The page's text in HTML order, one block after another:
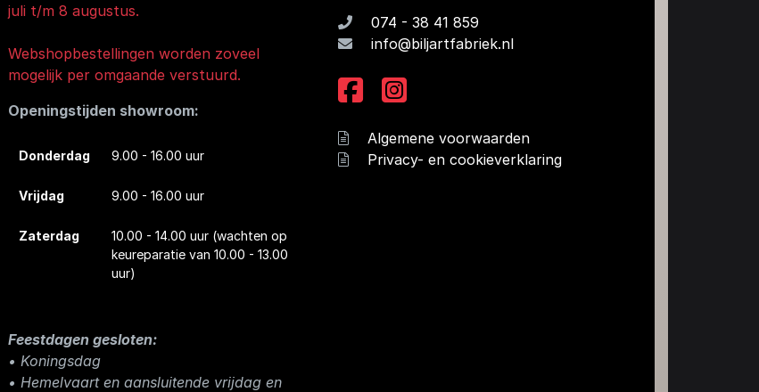
juli t/m 8 augustus.
Webshopbestellingen worden zoveel
mogelijk per omgaande verstuurd.
Openingstijden showroom:
Donderdag 9.00 - 16.00 uur
Vrijdag 9.00 - 16.00 uur
Zaterdag 10.00 - 14.00 uur (wachten op
keureparatie van 10.00 - 13.00
uur)
Feestdagen gesloten:
• Koningsdag
​• Hemelvaart en aansluitende vrijdag en
074 - 38 41 859
info@biljartfabriek.nl
Algemene voorwaarden
Privacy- en cookieverklaring